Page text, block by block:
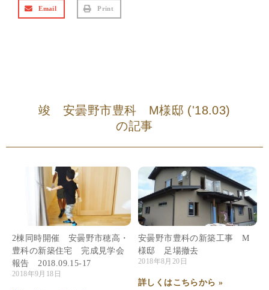
Email Print
竣 安曇野市豊科 M様邸 ('18.03)
の記事
2棟同時開催 安曇野市穂高・
豊科の新築住宅 完成見学会
報告 2018.09.15-17
2018年9月18日
安曇野市豊科の新築工事 M
様邸 足場撤去
2018年8月20日
詳しくはこちらから »